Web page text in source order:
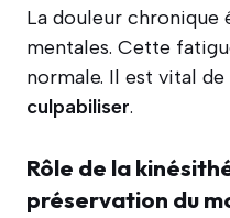
La douleur chronique
mentales. Cette
normale. Il est vital de
culpabiliser.
Rôle de la
préservation du